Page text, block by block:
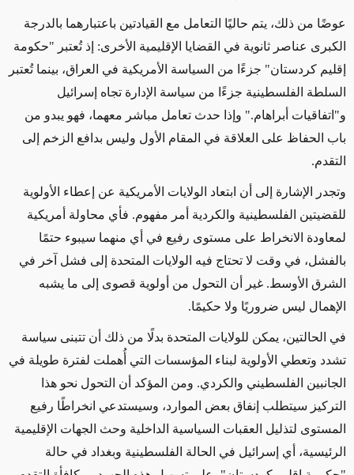
عوضًا من ذلك، يتم حاليًا التعامل مع القيادتين باعتبارهما بالدرجة
الكبرى عناصر ثانوية في القضايا الإقليمية الأخرى: إذ تُعتبر "حكومة
إقليم كردستان" جزءًا من السياسة الأمريكية في العراق، بينما تُعتبر
السلطة الفلسطينية جزءًا من سياسة الإدارة تجاه إسرائيل
و"اتفاقيات أبراهام." وإذا حدث تعامل مباشر معهما، فهو يبدو من
باب الحفاظ على العلاقة في المقام الأول وليس بدافع الزخم إلى
التقدم.
وتجدر الإشارة إلى أن ابتعاد الولايات الأمريكية عن إعطاء الأولوية
للقضيتين الفلسطينية والكردية أمر مفهوم. فأي محاولة أمريكية
لمعاودة الانخراط على مستوى رفيع في أي منهما سيبوء حتمًا
بالفشل، في وقت لا تحتاج فيه الولايات المتحدة إلى فشل آخر في
الشرق الأوسط. غير أن التحول من أولوية قصوى إلى ما يشبه
الإهمال ليس ضروريًا ولا حكيمًا.
في الحالتين، يمكن للولايات المتحدة بدلًا من ذلك أن تتبنى سياسة
تشدد وتعطي الأولوية لبناء المؤسسات التي أُهملت لفترة طويلة في
الجانبين الفلسطيني والكردي. ومن المؤكد أن التحول نحو هذا
التركيز سيتطلب إنفاق بعض الموارد، وسيستدعي انخراطًا رفيع
المستوى لتذليل العقبات السياسية الداخلية وحث الجهات الإقليمية
الرئيسية، أي إسرائيل في الحالة الفلسطينية وبغداد في حالة